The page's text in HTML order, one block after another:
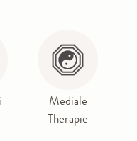
Mediale
Therapie